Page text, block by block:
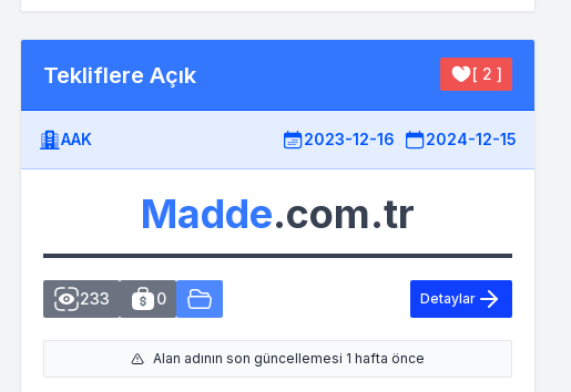
Tekliflere Açık [ 2 ]
AAK 2023-12-16 2024-12-15
Madde.com.tr
233 0 Detaylar
Alan adının son güncellemesi 1 hafta önce